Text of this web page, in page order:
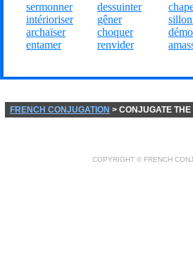
sermonner
intérioriser
archaïser
entamer
dessuinter
gêner
choquer
renvider
FRENCH CONJUGATION > CONJUGATE
COPYRIGHT © FRENCH